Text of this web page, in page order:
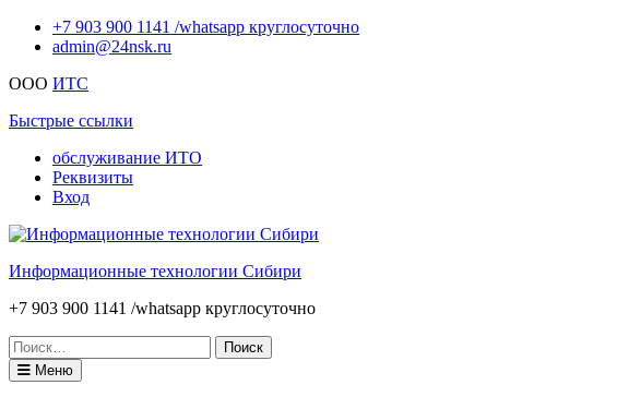
Перейти+7 903 900 1141 /whatsapp круглосуточно
admin@24nsk.ru
ООО ИТС
Быстрые ссылки
обслуживание ИТО
Реквизиты
Вход
Информационные технологии Сибири
+7 903 900 1141 /whatsapp круглосуточно
Искать:
Меню